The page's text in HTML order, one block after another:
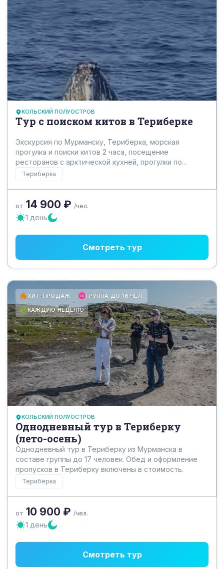
КОЛЬСКИЙ ПОЛУОСТРОВ
Тур с поиском китов в Териберке
Экскурсия по Мурманску, Териберка, морская
прогулка и поиски китов 2 часа, посещение
ресторанов с арктической кухней, прогулки по
живописным местам Териберки, Северный
Териберка
от 14 900 ₽ /чел.
1 день
Смотреть тур
ХИТ-ПРОДАЖ
ГРУППА ДО 16 ЧЕЛ.
КАЖДУЮ НЕДЕЛЮ
КОЛЬСКИЙ ПОЛУОСТРОВ
Однодневный тур в Териберку
(лето-осень)
Однодневный тур в Териберку из Мурманска в
составе группы до 17 человек. Обед и оформление
пропусков в Териберку включены в стоимость.
Териберка
от 10 900 ₽ /чел.
1 день
Смотреть тур